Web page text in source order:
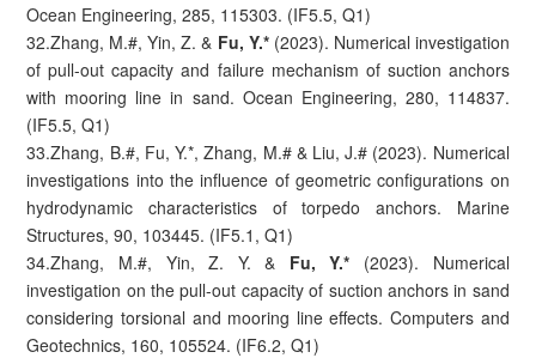
Ocean Engineering, 285, 115303. (IF5.5, Q1)
32.Zhang, M.#, Yin, Z. & Fu, Y.* (2023). Numerical investigation
of pull-out capacity and failure mechanism of suction anchors
with mooring line in sand. Ocean Engineering, 280, 114837.
(IF5.5, Q1)
33.Zhang, B.#, Fu, Y.*, Zhang, M.# & Liu, J.# (2023). Numerical
investigations into the influence of geometric configurations on
hydrodynamic characteristics of torpedo anchors. Marine
Structures, 90, 103445. (IF5.1, Q1)
34.Zhang, M.#, Yin, Z. Y. & Fu, Y.* (2023). Numerical
investigation on the pull-out capacity of suction anchors in sand
considering torsional and mooring line effects. Computers and
Geotechnics, 160, 105524. (IF6.2, Q1)